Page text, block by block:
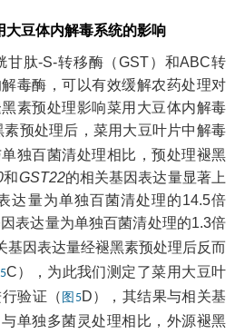
大豆体内解毒系统的影响
甘肽-S-转移酶（GST）和ABC转
毒酶，可以有效缓解农药处理对
素预处理影响菜用大豆体内解毒
素预处理后，菜用大豆叶片中解毒
独百菌清处理相比，预处理褪黑
和GST22的相关基因表达量显著上
达量为单独百菌清处理的14.5倍
表达量为单独百菌清处理的1.3倍
基因表达量经褪黑素预处理后反而
C），为此我们测定了菜用大豆叶
验证（ 图5D），其结果与相关基
单独多菌灵处理相比，外源褪黑